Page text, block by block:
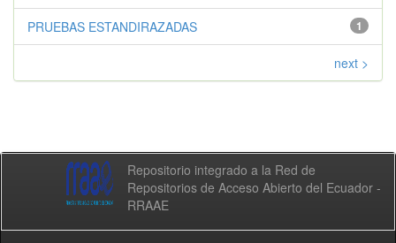
1
PRUEBAS ESTANDIRAZADAS
next >
Repositorio integrado a la Red de
Repositorios de Acceso Abierto del Ecuador -
RRAAE